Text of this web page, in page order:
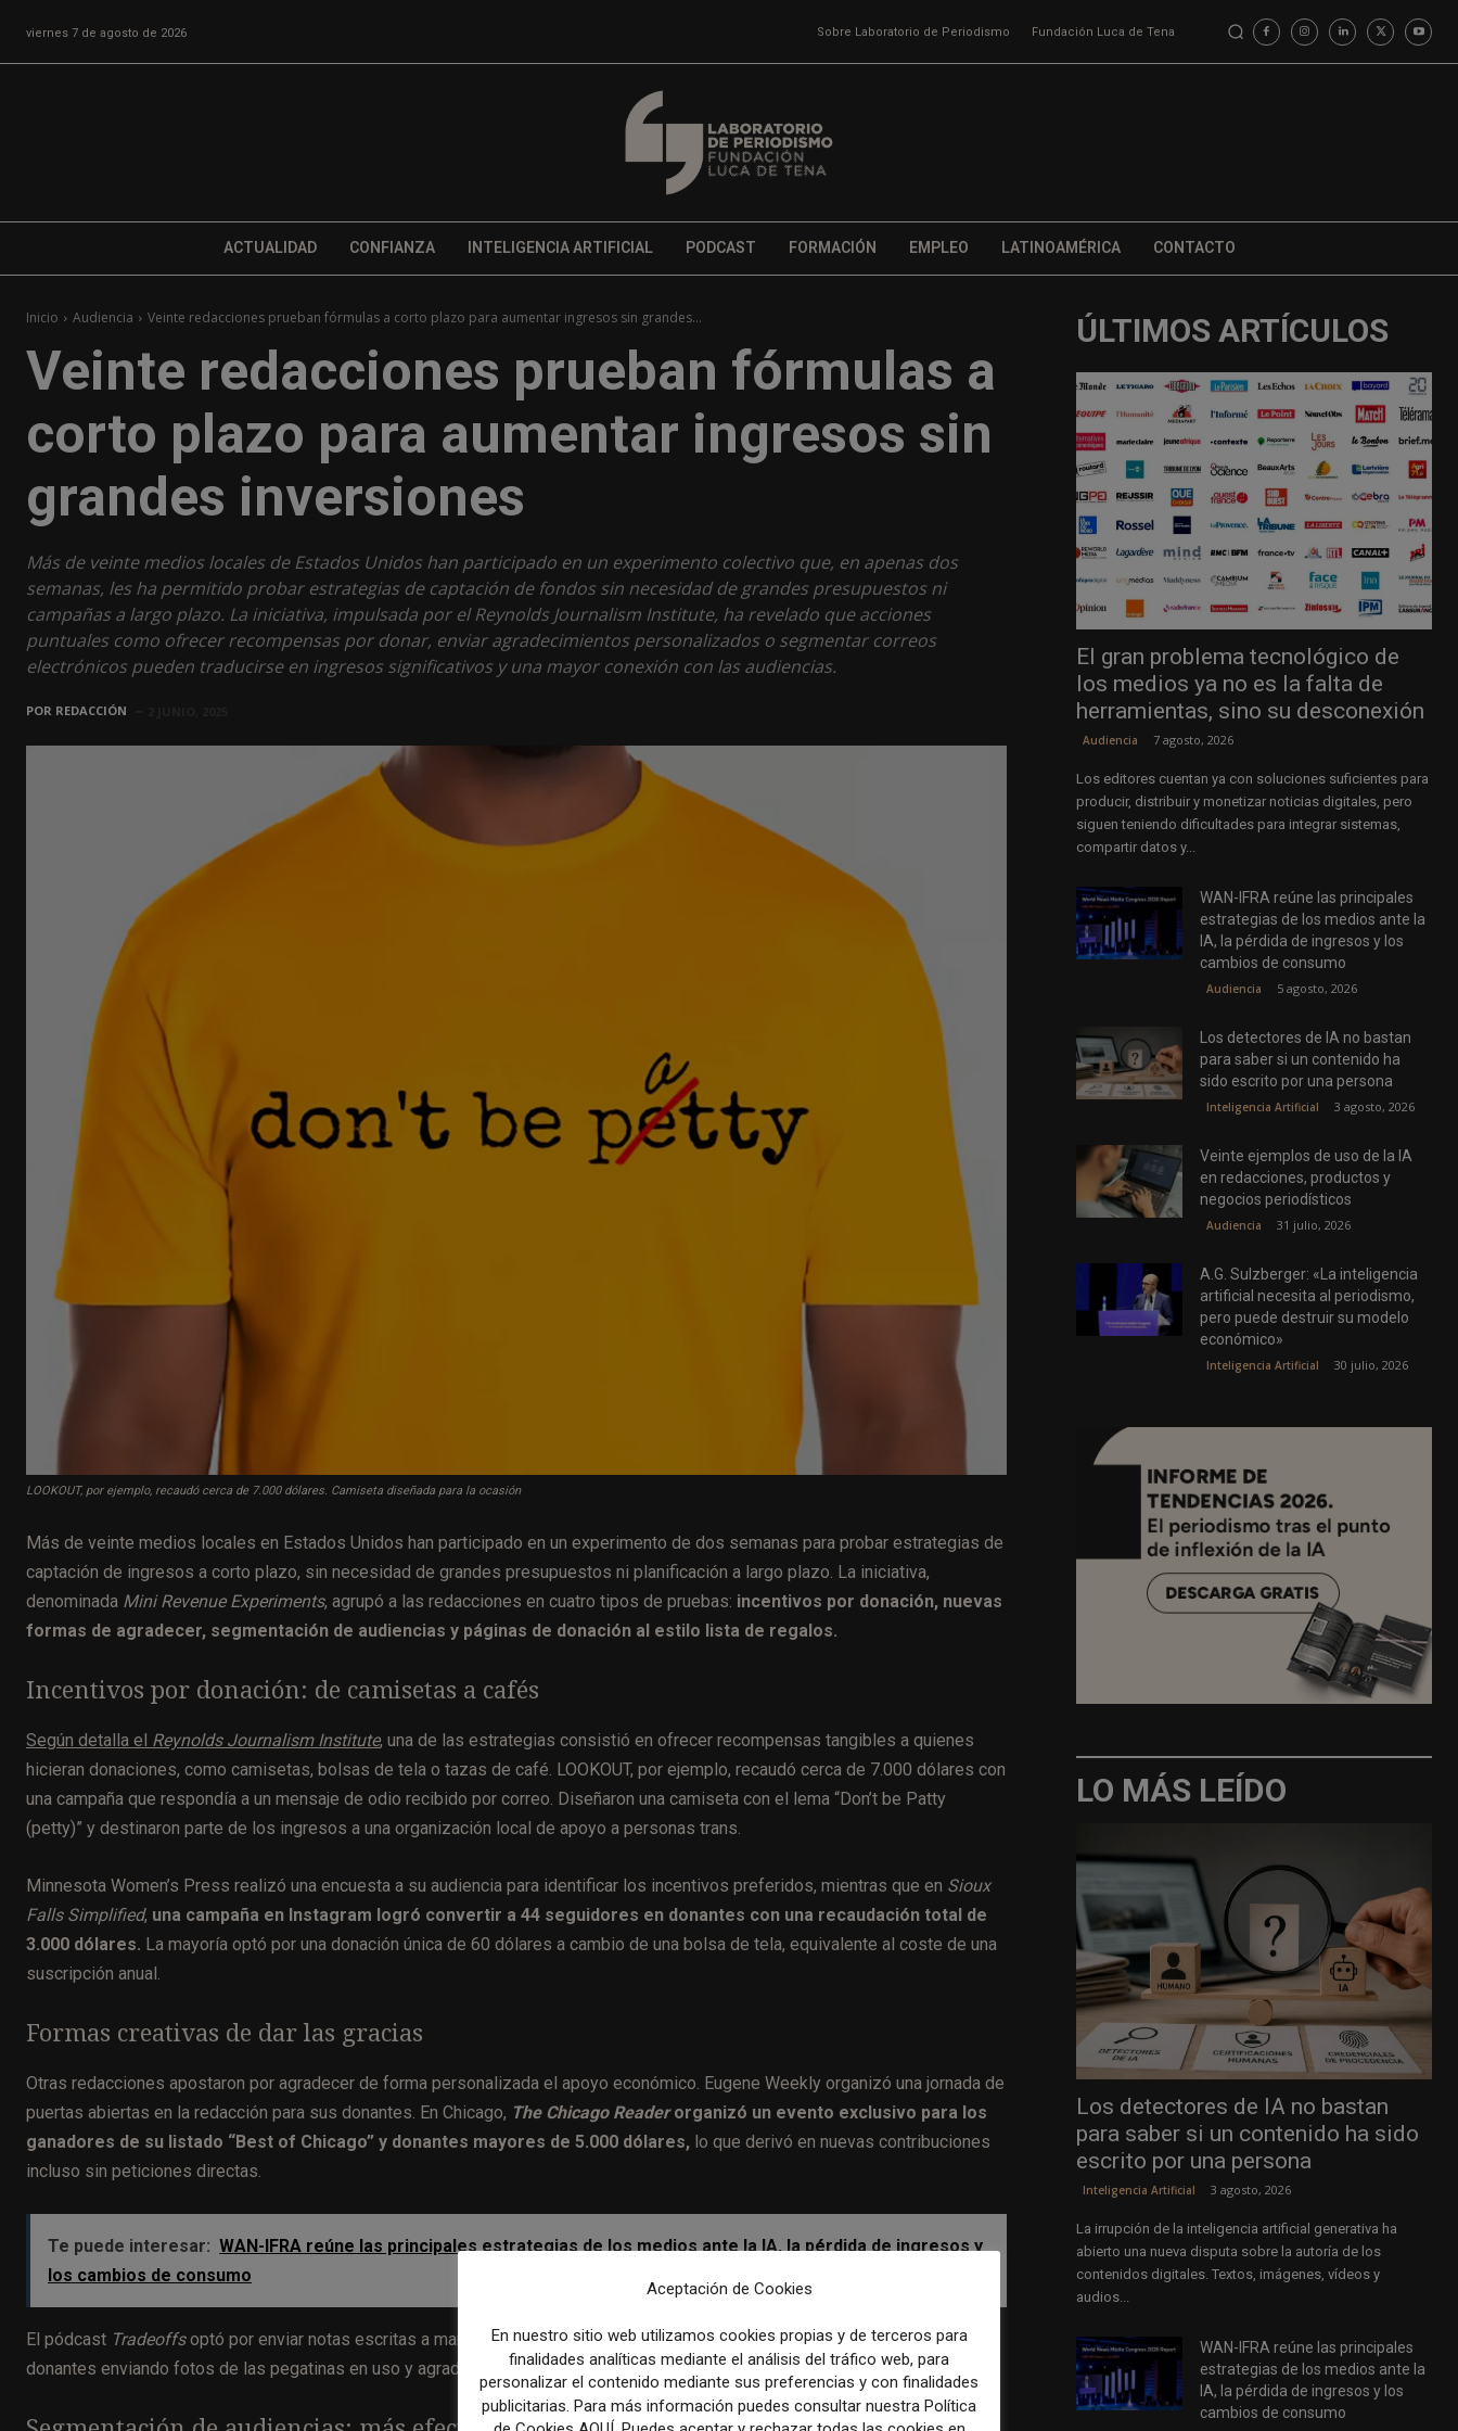
viernes 7 de agosto de 2026 Sobre Laboratorio de Periodismo Fundación Luca de Tena
ACTUALIDAD CONFIANZA INTELIGENCIA ARTIFICIAL PODCAST FORMACIÓN EMPLEO LATINOAMÉRICA CONTACTO
Inicio Audiencia Veinte redacciones prueban fórmulas a corto plazo para aumentar ingresos sin grandes...
Veinte redacciones prueban fórmulas a
corto plazo para aumentar ingresos sin
grandes inversiones
Más de veinte medios locales de Estados Unidos han participado en un experimento colectivo que, en apenas dos
semanas, les ha permitido probar estrategias de captación de fondos sin necesidad de grandes presupuestos ni
campañas a largo plazo. La iniciativa, impulsada por el Reynolds Journalism Institute, ha revelado que acciones
puntuales como ofrecer recompensas por donar, enviar agradecimientos personalizados o segmentar correos
electrónicos pueden traducirse en ingresos significativos y una mayor conexión con las audiencias.
POR REDACCIÓN
LOOKOUT, por ejemplo, recaudó cerca de 7.000 dólares. Camiseta diseñada para la ocasión
Más de veinte medios locales en Estados Unidos han participado en un experimento de dos semanas para probar estrategias de
captación de ingresos a corto plazo, sin necesidad de grandes presupuestos ni planificación a largo plazo. La iniciativa,
denominada Mini Revenue Experiments, agrupó a las redacciones en cuatro tipos de pruebas: incentivos por donación, nuevas
formas de agradecer, segmentación de audiencias y páginas de donación al estilo lista de regalos.
Incentivos por donación: de camisetas a cafés
Según detalla el Reynolds Journalism Institute, una de las estrategias consistió en ofrecer recompensas tangibles a quienes
hicieran donaciones, como camisetas, bolsas de tela o tazas de café. LOOKOUT, por ejemplo, recaudó cerca de 7.000 dólares con
una campaña que respondía a un mensaje de odio recibido por correo. Diseñaron una camiseta con el lema “Don’t be Patty
(petty)” y destinaron parte de los ingresos a una organización local de apoyo a personas trans.
Minnesota Women’s Press realizó una encuesta a su audiencia para identificar los incentivos preferidos, mientras que en Sioux
Falls Simplified, una campaña en Instagram logró convertir a 44 seguidores en donantes con una recaudación total de
3.000 dólares. La mayoría optó por una donación única de 60 dólares a cambio de una bolsa de tela, equivalente al coste de una
suscripción anual.
Formas creativas de dar las gracias
Otras redacciones apostaron por agradecer de forma personalizada el apoyo económico. Eugene Weekly organizó una jornada de
puertas abiertas en la redacción para sus donantes. En Chicago, The Chicago Readerorganizó un evento exclusivo para los
ganadores de su listado “Best of Chicago” y donantes mayores de 5.000 dólares, lo que derivó en nuevas contribuciones
incluso sin peticiones directas.
Te puede interesar: WAN-IFRA reúne las principales estrategias de los medios ante la IA, la pérdida de ingresos y
los cambios de consumo
El pódcast Tradeoffsoptó por enviar notas escritas a mano y pegatinas personalizadas. La respuesta fue positiva, con varios
donantes enviando fotos de las pegatinas en uso y agradeciendo el gesto.
ÚLTIMOS ARTÍCULOS
El gran problema tecnológico de
los medios ya no es la falta de
herramientas, sino su desconexión
Audiencia 7 agosto, 2026
Los editores cuentan ya con soluciones suficientes para
producir, distribuir y monetizar noticias digitales, pero
siguen teniendo dificultades para integrar sistemas,
compartir datos y...
WAN-IFRA reúne las principales
estrategias de los medios ante la
IA, la pérdida de ingresos y los
cambios de consumo
Audiencia 5 agosto, 2026
Los detectores de IA no bastan
para saber si un contenido ha
sido escrito por una persona
Inteligencia Artificial 3 agosto, 2026
Veinte ejemplos de uso de la IA
en redacciones, productos y
negocios periodísticos
Audiencia 31 julio, 2026
A.G. Sulzberger: «La inteligencia
artificial necesita al periodismo,
pero puede destruir su modelo
económico»
Inteligencia Artificial 30 julio, 2026
LO MÁS LEÍDO
Los detectores de IA no bastan
para saber si un contenido ha sido
escrito por una persona
Inteligencia Artificial 3 agosto, 2026
La irrupción de la inteligencia artificial generativa ha
abierto una nueva disputa sobre la autoría de los
contenidos digitales. Textos, imágenes, vídeos y
audios...
WAN-IFRA reúne las principales
estrategias de los medios ante la
IA, la pérdida de ingresos y los
cambios de consumo
Aceptación de Cookies
En nuestro sitio web utilizamos cookies propias y de terceros para
finalidades analíticas mediante el análisis del tráfico web, para
personalizar el contenido mediante sus preferencias y con finalidades
publicitarias. Para más información puedes consultar nuestra Política